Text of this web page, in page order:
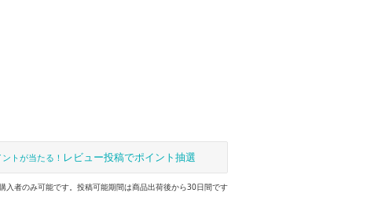
トが当たる！ レビュー投稿でポイント抽選
入者のみ可能です。投稿可能期間は商品出荷後から30日間です